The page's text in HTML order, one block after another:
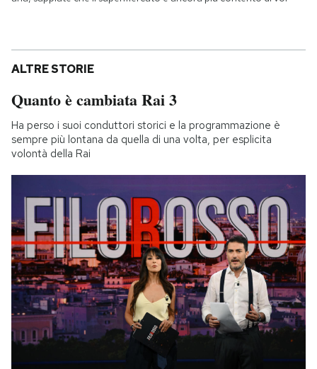
ALTRE STORIE
Quanto è cambiata Rai 3
Ha perso i suoi conduttori storici e la programmazione è
sempre più lontana da quella di una volta, per esplicita
volontà della Rai